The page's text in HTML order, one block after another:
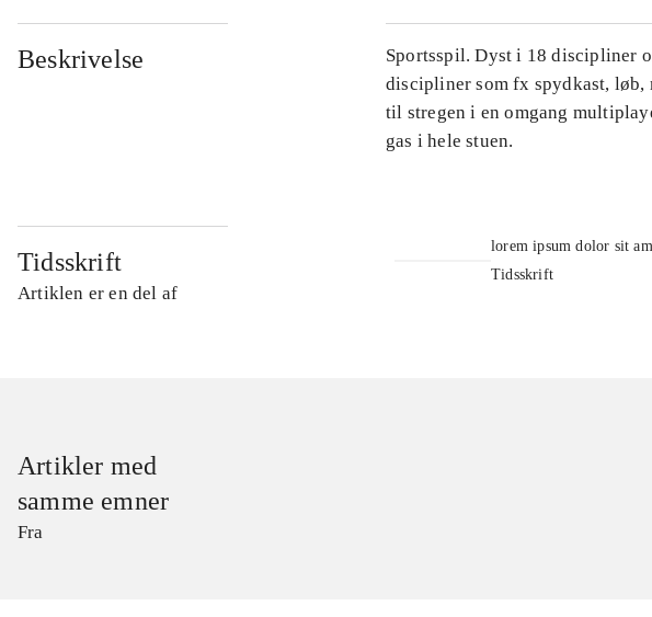
Beskrivelse
Sportsspil. Dyst i 18 discipliner
discipliner som fx spydkast, løb,
til stregen i en omgang
gas i hele stuen.
Tidsskrift
Artiklen er en del af
lorem ipsum dolor sit
Tidsskrift
Artikler med
samme emner
Fra